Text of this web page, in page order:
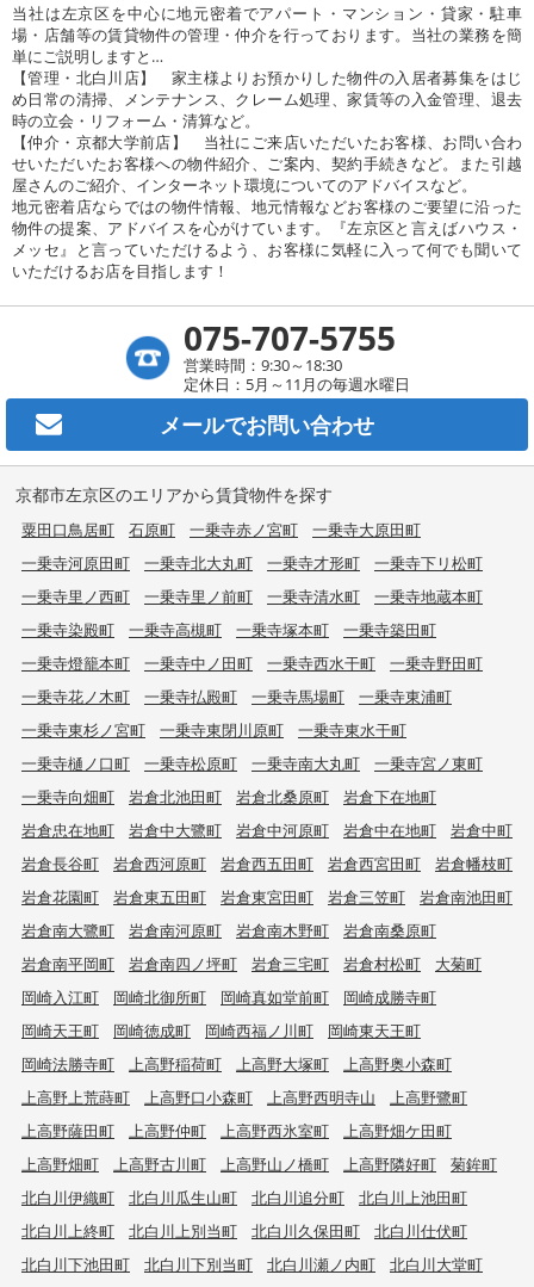
当社は左京区を中心に地元密着でアパート・マンション・貸家・駐車
場・店舗等の賃貸物件の管理・仲介を行っております。当社の業務を簡
単にご説明しますと…
【管理・北白川店】 家主様よりお預かりした物件の入居者募集をはじ
め日常の清掃、メンテナンス、クレーム処理、家賃等の入金管理、退去
時の立会・リフォーム・清算など。
【仲介・京都大学前店】 当社にご来店いただいたお客様、お問い合わ
せいただいたお客様への物件紹介、ご案内、契約手続きなど。また引越
屋さんのご紹介、インターネット環境についてのアドバイスなど。
地元密着店ならではの物件情報、地元情報などお客様のご要望に沿った
物件の提案、アドバイスを心がけています。『左京区と言えばハウス・
メッセ』と言っていただけるよう、お客様に気軽に入って何でも聞いて
いただけるお店を目指します！
075-707-5755
営業時間：9:30～18:30
定休日：5月～11月の毎週水曜日
メールでお問い合わせ
京都市左京区のエリアから賃貸物件を探す
粟田口鳥居町 石原町 一乗寺赤ノ宮町
一乗寺大原田町
一乗寺河原田町
一乗寺北大丸町 一乗寺才形町
一乗寺下リ松町
一乗寺里ノ西町
一乗寺里ノ前町 一乗寺清水町
一乗寺地蔵本町
一乗寺染殿町
一乗寺高槻町 一乗寺塚本町
一乗寺築田町
一乗寺燈籠本町
一乗寺中ノ田町 一乗寺西水干町
一乗寺野田町
一乗寺花ノ木町
一乗寺払殿町 一乗寺馬場町
一乗寺東浦町
一乗寺東杉ノ宮町
一乗寺東閉川原町
一乗寺東水干町
一乗寺樋ノ口町
一乗寺松原町 一乗寺南大丸町
一乗寺宮ノ東町
一乗寺向畑町
岩倉北池田町 岩倉北桑原町
岩倉下在地町
岩倉忠在地町
岩倉中大鷺町 岩倉中河原町 岩倉中在地町
岩倉中町
岩倉長谷町
岩倉西河原町 岩倉西五田町 岩倉西宮田町
岩倉幡枝町
岩倉花園町
岩倉東五田町 岩倉東宮田町 岩倉三笠町
岩倉南池田町
岩倉南大鷺町
岩倉南河原町 岩倉南木野町
岩倉南桑原町
岩倉南平岡町
岩倉南四ノ坪町 岩倉三宅町 岩倉村松町
大菊町
岡崎入江町
岡崎北御所町 岡崎真如堂前町
岡崎成勝寺町
岡崎天王町
岡崎徳成町 岡崎西福ノ川町
岡崎東天王町
岡崎法勝寺町
上高野稲荷町 上高野大塚町
上高野奥小森町
上高野上荒蒔町
上高野口小森町 上高野西明寺山
上高野鷺町
上高野薩田町
上高野仲町 上高野西氷室町
上高野畑ケ田町
上高野畑町
上高野古川町 上高野山ノ橋町 上高野隣好町
菊鉾町
北白川伊織町
北白川瓜生山町 北白川追分町
北白川上池田町
北白川上終町
北白川上別当町 北白川久保田町
北白川仕伏町
北白川下池田町
北白川下別当町 北白川瀬ノ内町
北白川大堂町